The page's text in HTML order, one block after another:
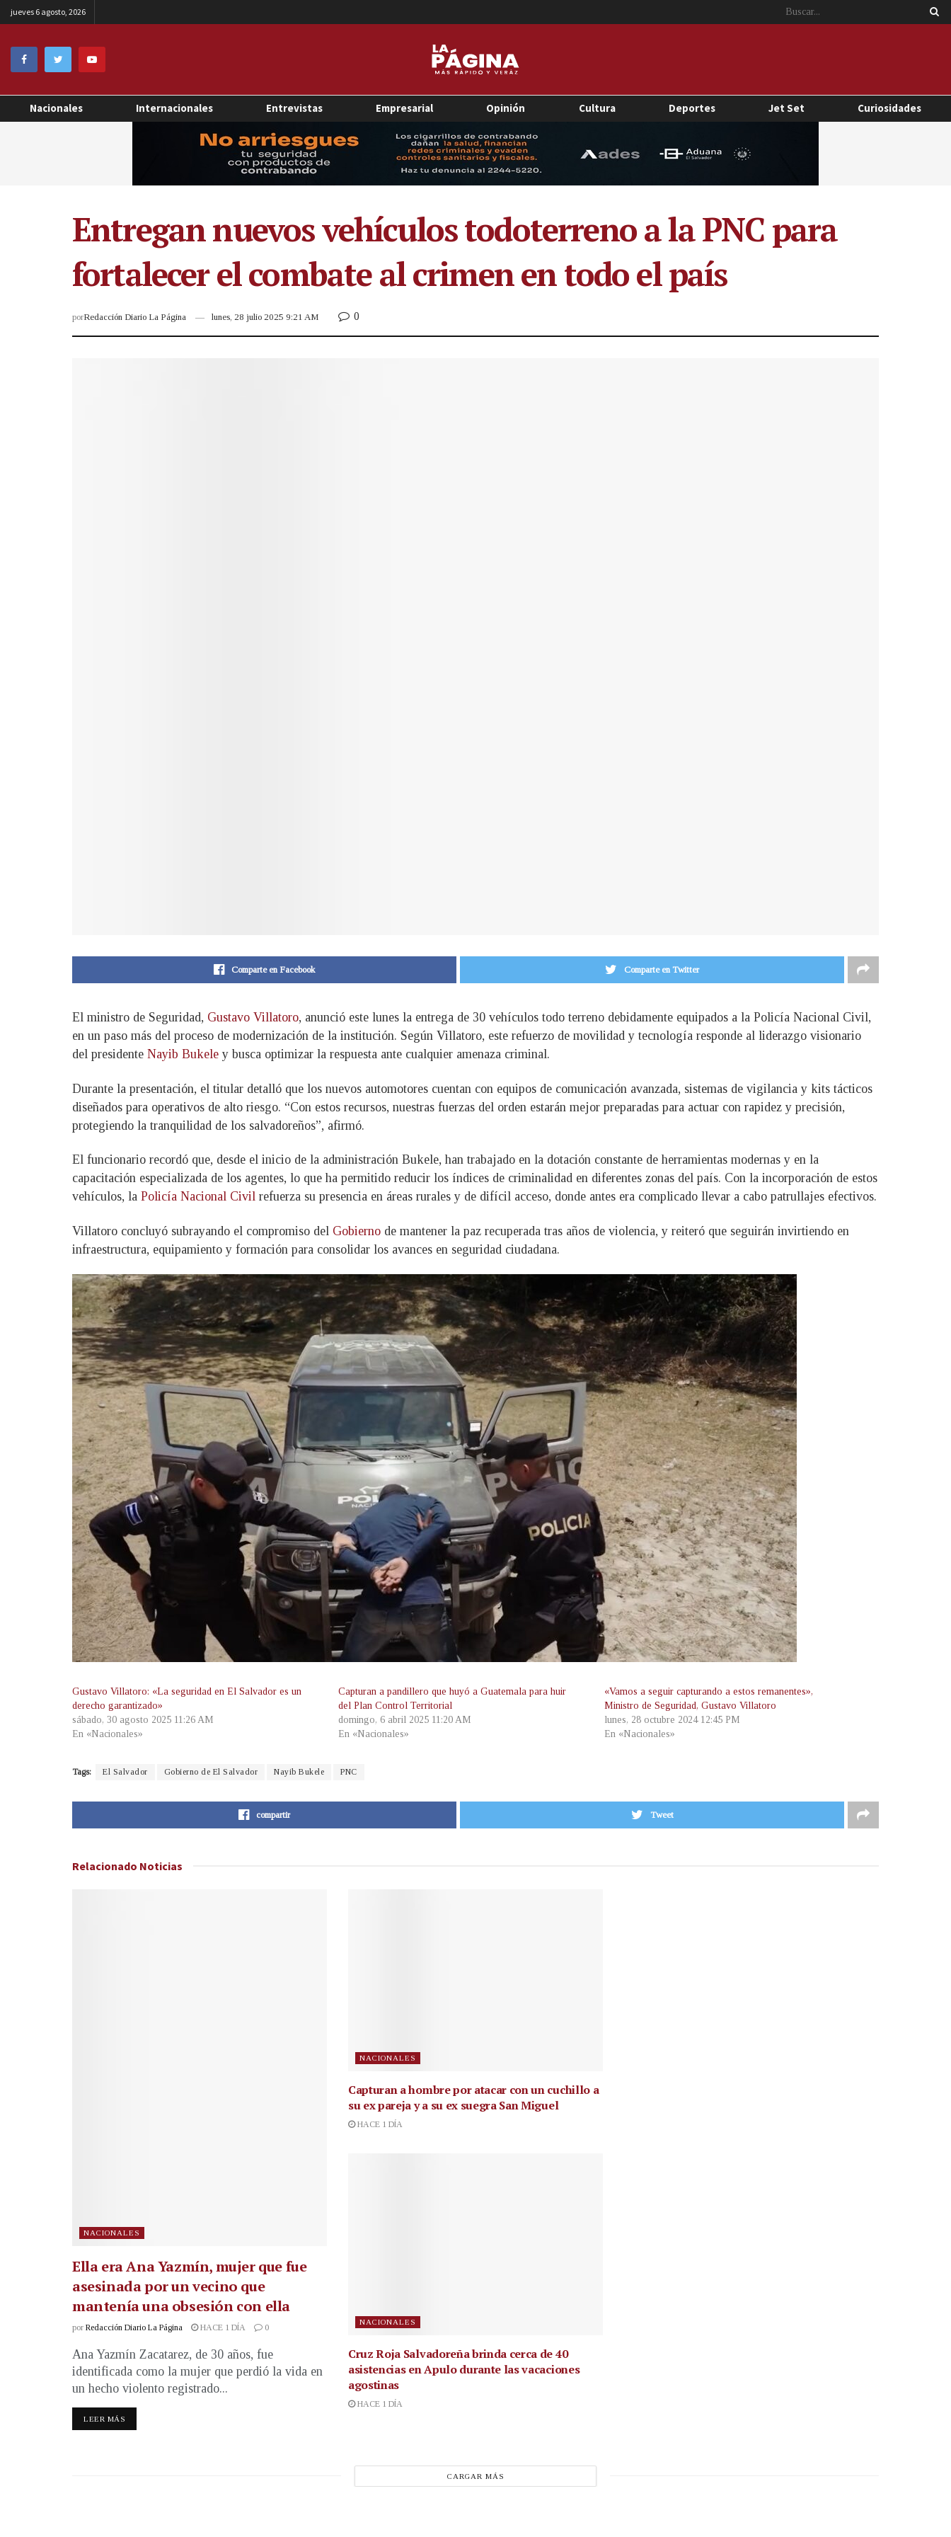
jueves 6 agosto, 2026
Nacionales Internacionales Entrevistas Empresarial Opinión Cultura Deportes Jet Set Curiosidades
Entregan nuevos vehículos todoterreno a la PNC para
fortalecer el combate al crimen en todo el país
porRedacción Diario La Página lunes, 28 julio 2025 9:21 AM 0
Comparte en Facebook Comparte en Twitter
El ministro de Seguridad, Gustavo Villatoro, anunció este lunes la entrega de 30 vehículos todo terreno debidamente equipados a la Policía Nacional Civil,
en un paso más del proceso de modernización de la institución. Según Villatoro, este refuerzo de movilidad y tecnología responde al liderazgo visionario
del presidente Nayib Bukele y busca optimizar la respuesta ante cualquier amenaza criminal.
Durante la presentación, el titular detalló que los nuevos automotores cuentan con equipos de comunicación avanzada, sistemas de vigilancia y kits tácticos
diseñados para operativos de alto riesgo. “Con estos recursos, nuestras fuerzas del orden estarán mejor preparadas para actuar con rapidez y precisión,
protegiendo la tranquilidad de los salvadoreños”, afirmó.
El funcionario recordó que, desde el inicio de la administración Bukele, han trabajado en la dotación constante de herramientas modernas y en la
capacitación especializada de los agentes, lo que ha permitido reducir los índices de criminalidad en diferentes zonas del país. Con la incorporación de estos
vehículos, la Policía Nacional Civil refuerza su presencia en áreas rurales y de difícil acceso, donde antes era complicado llevar a cabo patrullajes efectivos.
Villatoro concluyó subrayando el compromiso del Gobierno de mantener la paz recuperada tras años de violencia, y reiteró que seguirán invirtiendo en
infraestructura, equipamiento y formación para consolidar los avances en seguridad ciudadana.
Gustavo Villatoro: «La seguridad en El Salvador es un
derecho garantizado»
sábado, 30 agosto 2025 11:26 AM
En «Nacionales»
Capturan a pandillero que huyó a Guatemala para huir
del Plan Control Territorial
domingo, 6 abril 2025 11:20 AM
En «Nacionales»
«Vamos a seguir capturando a estos remanentes»,
Ministro de Seguridad, Gustavo Villatoro
lunes, 28 octubre 2024 12:45 PM
En «Nacionales»
Tags: El Salvador Gobierno de El Salvador Nayib Bukele PNC
compartir Tweet
Relacionado Noticias
NACIONALES
Ella era Ana Yazmín, mujer que fue
asesinada por un vecino que
mantenía una obsesión con ella
por Redacción Diario La Página HACE 1 DÍA 0
Ana Yazmín Zacatarez, de 30 años, fue
identificada como la mujer que perdió la vida en
un hecho violento registrado...
LEER MÁS
NACIONALES
Capturan a hombre por atacar con un cuchillo a
su ex pareja y a su ex suegra San Miguel
HACE 1 DÍA
NACIONALES
Cruz Roja Salvadoreña brinda cerca de 40
asistencias en Apulo durante las vacaciones
agostinas
HACE 1 DÍA
CARGAR MÁS